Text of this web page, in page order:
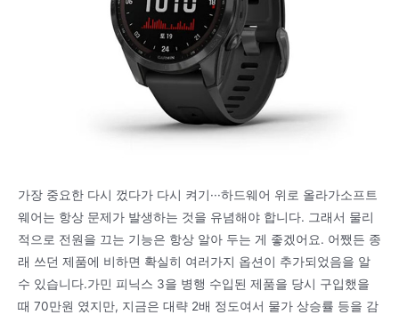
가장 중요한 다시 껐다가 다시 켜기···하드웨어 위로 올라가소프트
웨어는 항상 문제가 발생하는 것을 유념해야 합니다. 그래서 물리
적으로 전원을 끄는 기능은 항상 알아 두는 게 좋겠어요. 어쨌든 종
래 쓰던 제품에 비하면 확실히 여러가지 옵션이 추가되었음을 알
수 있습니다.가민 피닉스 3을 병행 수입된 제품을 당시 구입했을
때 70만원 였지만, 지금은 대략 2배 정도여서 물가 상승률 등을 감